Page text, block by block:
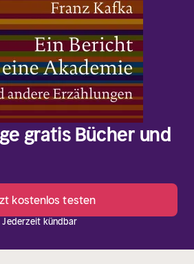
gratis Bücher und
kostenlos testen
Jederzeit kündbar